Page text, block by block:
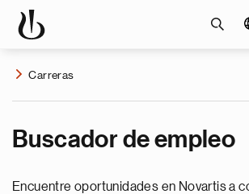
Carreras
Buscador de empleo
Encuentre oportunidades en Novartis a